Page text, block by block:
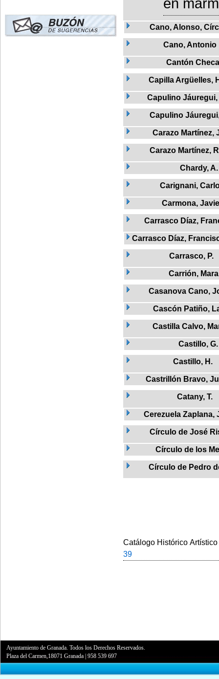
en
Cano, Alonso,
Cano, Antonio
Cantón Checa
Capilla Argüelles,
Capulino
Capulino
Carazo Martínez,
Carazo Martínez,
Chardy, A.
Carignani,
Carmona,
Carrasco Díaz,
Carrasco Díaz,
Carrasco, P.
Carrión, Mara
Casanova Cano,
Cascón Patiño,
Castilla Calvo,
Castillo, G.
Castillo, H.
Castrillón Bravo,
Catany, T.
Cerezuela Zaplana,
Círculo de José
Círculo de los
Círculo de Pedro
Catálogo Histórico
39
Ayuntamiento de Granada. Todos los Derechos Reservados.
Plaza del Carmen,18071 Granada |958 539 697